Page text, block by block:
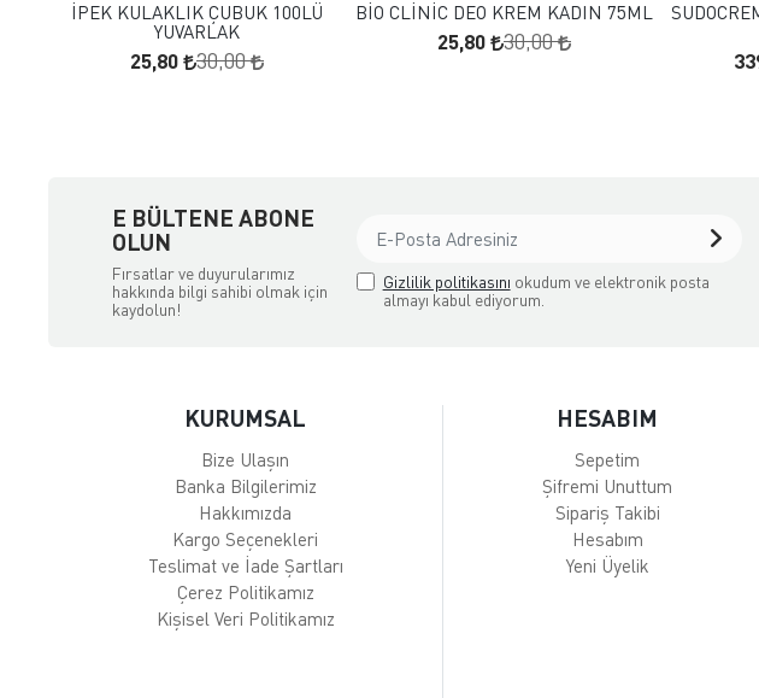
İPEK KULAKLIK ÇUBUK 100LÜ
YUVARLAK
25,80 30,00
BİO CLİNİC DEO KREM KADIN 75ML
25,80 30,00
E BÜLTENE ABONE
OLUN
Fırsatlar ve duyurularımız
hakkında bilgi sahibi olmak için
kaydolun!
Gizlilik politikasını okudum ve elektronik posta
almayı kabul ediyorum.
KURUMSAL
Bize Ulaşın
Banka Bilgilerimiz
Hakkımızda
Kargo Seçenekleri
Teslimat ve İade Şartları
Çerez Politikamız
Kişisel Veri Politikamız
HESABIM
Sepetim
Şifremi Unuttum
Sipariş Takibi
Hesabım
Yeni Üyelik